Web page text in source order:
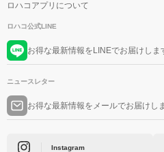
ロハコアプリについて
ロハコ公式LINE
お得な最新情報をLINEでお届けしま
ニュースレター
お得な最新情報をメールでお届けし
Instagram